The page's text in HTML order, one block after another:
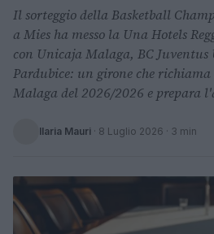
Il sorteggio della Basketball
a Mies ha messo la Una Hotels
con Unicaja Malaga, BC Juventus
Pardubice: un girone che
Malaga del 2026/2026 e prepara
Ilaria Mauri · 8 Luglio 2026 · 3 min